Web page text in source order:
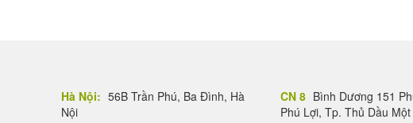
Hà Nội: 56B Trần Phú, Ba Đình, Hà
Nội
CN 8 Bình Dương 151
Phú Lợi, Tp. Thủ Dầu Một